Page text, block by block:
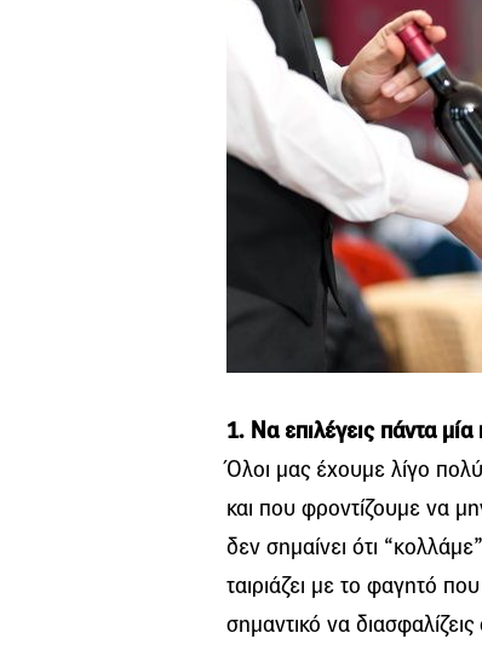
1. Να επιλέγεις πάντα μία
Όλοι μας έχουμε λίγο
και που φροντίζουμε να
δεν σημαίνει ότι
ταιριάζει με το φαγητό
σημαντικό να